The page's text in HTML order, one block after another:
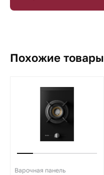
Похожие товары
Варочная панель